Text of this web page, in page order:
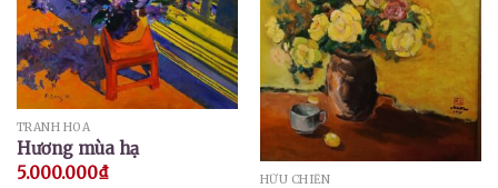
TRANH HOA
Hương mùa hạ
5.000.000₫ HỮU CHIẾN